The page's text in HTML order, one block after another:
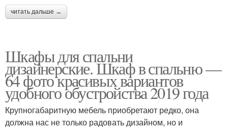
читать дальше →
Шкафы для спальни
дизайнерские. Шкаф в спальню —
64 фото красивых вариантов
удобного обустройства 2019 года
Крупногабаритную мебель приобретают редко, она
должна нас не только радовать дизайном, но и